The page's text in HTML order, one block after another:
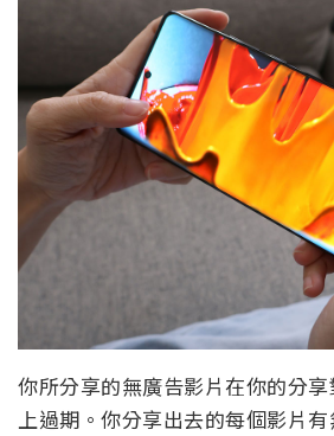
你所分享的無廣告影片在你的分
上過期。你分享出去的每個影片